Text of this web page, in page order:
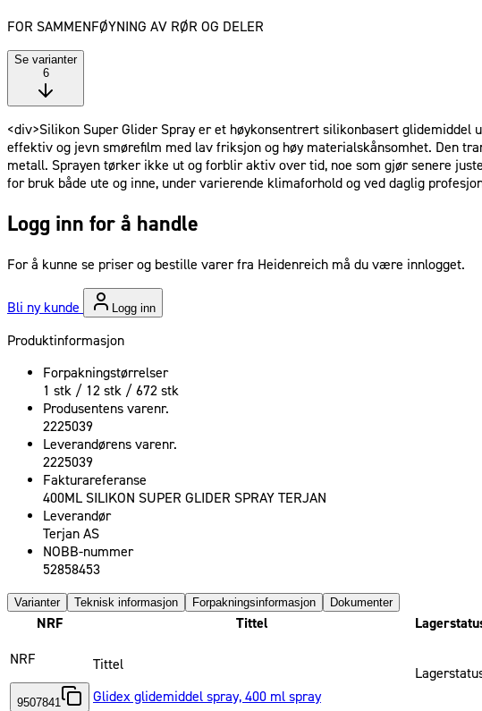
FOR SAMMENFØYNING AV RØR OG DELER
Se varianter
6
<div>Silikon Super Glider Spray er et høykonsentrert silikonbasert
effektiv og jevn smørefilm med lav friksjon og høy materialskånsomhet. Den
metall. Sprayen tørker ikke ut og forblir aktiv over tid, noe som gjør senere
for bruk både ute og inne, under varierende klimaforhold og ved daglig
Logg inn for å handle
For å kunne se priser og bestille varer fra Heidenreich må du være innlogget.
Bli ny kunde Logg inn
Produktinformasjon
Forpakningstørrelser
1 stk / 12 stk / 672 stk
Produsentens varenr.
2225039
Leverandørens varenr.
2225039
Fakturareferanse
400ML SILIKON SUPER GLIDER SPRAY TERJAN
Leverandør
Terjan AS
NOBB-nummer
52858453
Varianter Teknisk informasjon Forpakningsinformasjon Dokumenter
NRF Tittel
NRF
9507841
Tittel
Glidex glidemiddel spray, 400 ml spray